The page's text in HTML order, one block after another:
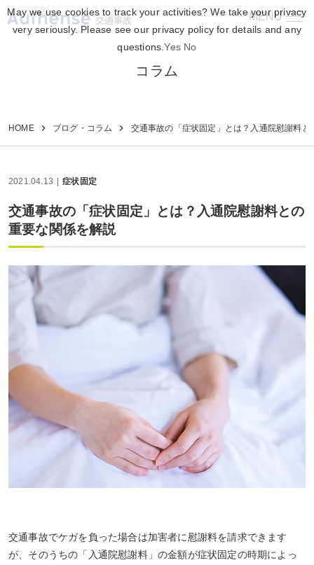
MENU
交通事故
コラム
HOME ブログ・コラム 交通事故の「症状固定」とは？入通院慰謝料と
2021.04.13 症状固定
交通事故の「症状固定」とは？入通院慰謝料との
重要な関係を解説
交通事故でケガを負った場合は加害者に慰謝料を請求できます
が、そのうちの「入通院慰謝料」の金額が症状固定の時期によっ
May we use cookies to track your activities? We take your privacy
very seriously. Please see our privacy policy for details and any
questions.Yes No